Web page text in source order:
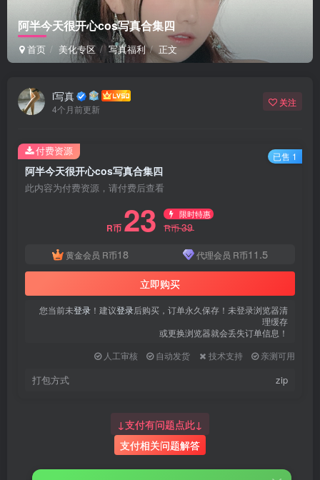
阿半今天很开心cos写真合集四
首页 美化专区 写真福利 正文
i写真
4个月前更新
关注
阿半今天很开心cos写真合集四
此内容为付费资源，请付费后查看
R币 23 限时特惠
R币39
黄金会员 R币18 代理会员 R币11.5
立即购买
您当前未登录 ！建议登录后购买，订单永久保存！未登录浏览器清
理缓存
或更换浏览器就会丢失订单信息！
人工审核
自动发货 技术支持 亲测可用
打包方式 zip
付费资源 已售 1
↓支付有问题点此↓
支付相关问题解答